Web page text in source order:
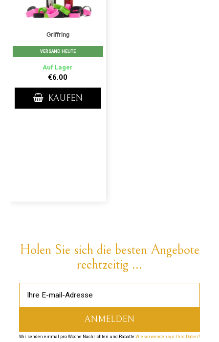
Griffring
VERSAND HEUTE
Auf Lager
€6.00
KAUFEN
Holen Sie sich die besten Angebote
rechtzeitig ...
Wir senden einmal pro Woche Nachrichten und Rabatte.Wie verwenden wir Ihre Daten?